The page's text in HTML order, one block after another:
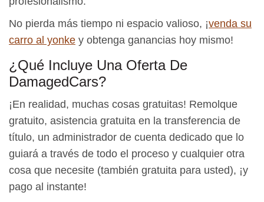
No pierda más tiempo ni espacio valioso, ¡venda su
carro al yonke y obtenga ganancias hoy mismo!
¿Qué Incluye Una Oferta De
DamagedCars?
¡En realidad, muchas cosas gratuitas! Remolque
gratuito, asistencia gratuita en la transferencia de
título, un administrador de cuenta dedicado que lo
guiará a través de todo el proceso y cualquier otra
cosa que necesite (también gratuita para usted), ¡y
pago al instante!